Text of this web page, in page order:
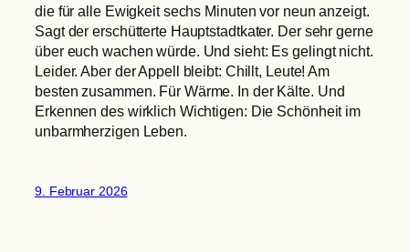
die für alle Ewigkeit sechs Minuten vor neun anzeigt.
Sagt der erschütterte Hauptstadtkater. Der sehr gerne
über euch wachen würde. Und sieht: Es gelingt nicht.
Leider. Aber der Appell bleibt: Chillt, Leute! Am
besten zusammen. Für Wärme. In der Kälte. Und
Erkennen des wirklich Wichtigen: Die Schönheit im
unbarmherzigen Leben.
9. Februar 2026